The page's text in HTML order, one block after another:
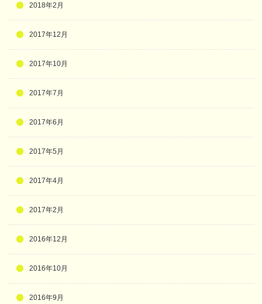
2018年2月
2017年12月
2017年10月
2017年7月
2017年6月
2017年5月
2017年4月
2017年2月
2016年12月
2016年10月
2016年9月